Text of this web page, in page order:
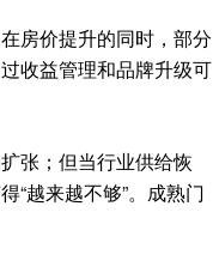
房价提升的同时，部分
收益管理和品牌升级可
张；但当行业供给恢
“越来越不够”。成熟门